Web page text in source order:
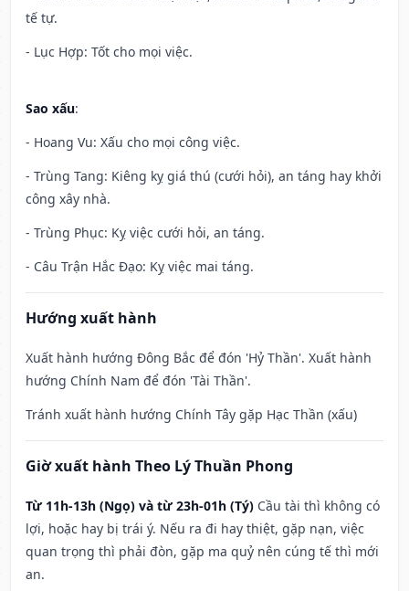
tế tự.
- Lục Hợp: Tốt cho mọi việc.
Sao xấu:
- Hoang Vu: Xấu cho mọi công việc.
- Trùng Tang: Kiêng kỵ giá thú (cưới hỏi), an táng hay khởi
công xây nhà.
- Trùng Phục: Kỵ việc cưới hỏi, an táng.
- Câu Trận Hắc Đạo: Kỵ việc mai táng.
Hướng xuất hành
Xuất hành hướng Đông Bắc để đón 'Hỷ Thần'. Xuất hành
hướng Chính Nam để đón 'Tài Thần'.
Tránh xuất hành hướng Chính Tây gặp Hạc Thần (xấu)
Giờ xuất hành Theo Lý Thuần Phong
Từ 11h-13h (Ngọ) và từ 23h-01h (Tý) Cầu tài thì không có
lợi, hoặc hay bị trái ý. Nếu ra đi hay thiệt, gặp nạn, việc
quan trọng thì phải đòn, gặp ma quỷ nên cúng tế thì mới
an.